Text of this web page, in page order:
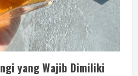
yang Wajib Dimiliki